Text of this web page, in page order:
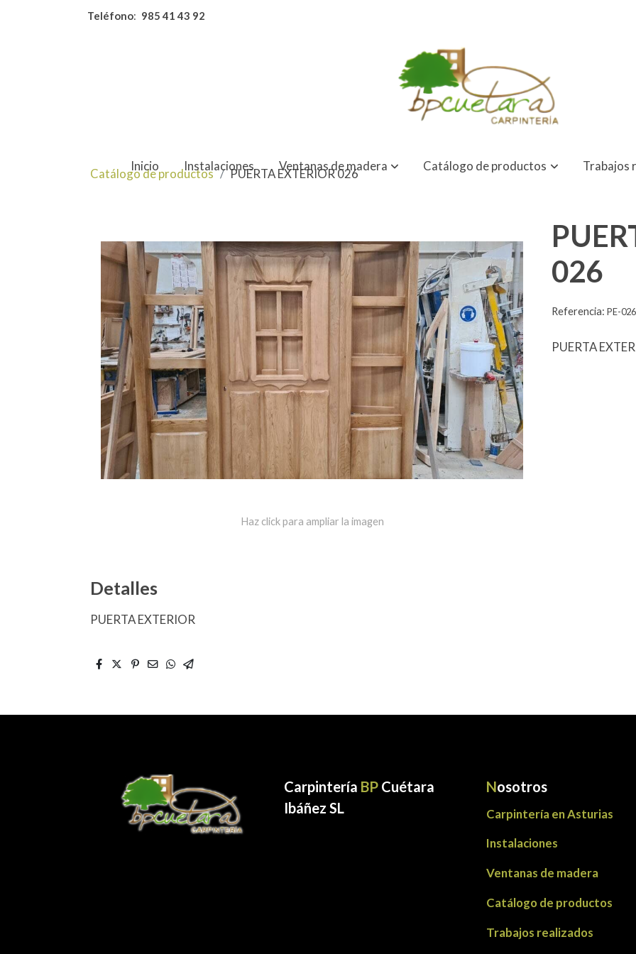
Teléfono: 985 41 43 92
Inicio Instalaciones Ventanas de madera Catálogo de productos Trabajos
Catálogo de productos PUERTA EXTERIOR 026
Haz click para ampliar la imagen
Detalles
PUERTA EXTERIOR
026
Referencia:PE-026
PUERTA
Carpintería BPCuétara
Ibáñez SL
Nosotros
Carpintería en Asturias
Instalaciones
Ventanas de madera
Catálogo de productos
Trabajos realizados